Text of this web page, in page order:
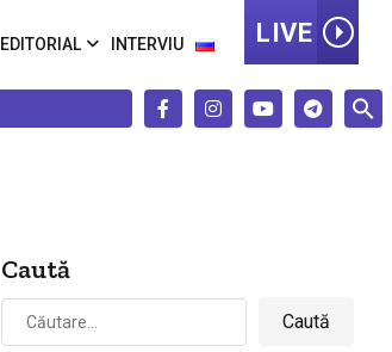
EDITORIAL INTERVIU LIVE
Caută
Caută
după: